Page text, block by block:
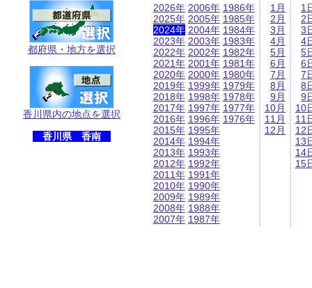
都府県・地方を選択
香川県内の地点を選択
香川県 香南
2026年
2025年
2024年
2023年
2022年
2021年
2020年
2019年
2018年
2017年
2016年
2015年
2014年
2013年
2012年
2011年
2010年
2009年
2008年
2007年
2006年
2005年
2004年
2003年
2002年
2001年
2000年
1999年
1998年
1997年
1996年
1995年
1994年
1993年
1992年
1991年
1990年
1989年
1988年
1987年
1986年
1985年
1984年
1983年
1982年
1981年
1980年
1979年
1978年
1977年
1976年
1月
2月
3月
4月
5月
6月
7月
8月
9月
10月
11月
12月
1
2
3
4
5
6
7
8
9
10
11
12
13
14
15